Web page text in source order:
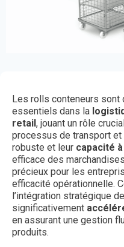
Les rolls conteneurs sont
essentiels dans la
retail, jouant un rôle
processus de transport
robuste et leur capacité
efficace des
précieux pour les
efficacité opérationnelle.
l’intégration stratégique
significativement
en assurant une gestion
produits.